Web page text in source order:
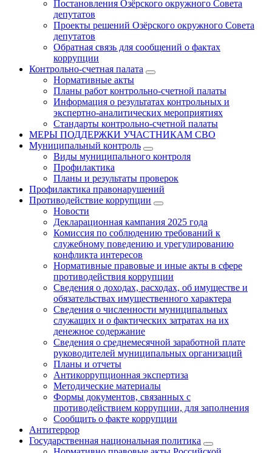
Постановления Озёрского окружного Совета
депутатов
Проекты решений Озёрского окружного Совета
депутатов
Обратная связь для сообщений о фактах
коррупции
Контрольно-счетная палата
Нормативные акты
Планы работ контрольно-счетной палаты
Информация о результатах контрольных и
экспертно-аналитических мероприятиях
Стандарты контрольно-счетной палаты
МЕРЫ ПОДДЕРЖКИ УЧАСТНИКАМ СВО
Муниципальный контроль
Виды муниципального контроля
Профилактика
Планы и результаты проверок
Профилактика правонарушений
Противодействие коррупции
Новости
Декларационная кампания 2025 года
Комиссия по соблюдению требований к
служебному поведению и урегулированию
конфликта интересов
Нормативные правовые и иные акты в сфере
противодействия коррупции
Сведения о доходах, расходах, об имуществе и
обязательствах имущественного характера
Сведения о численности муниципальных
служащих и о фактических затратах на их
денежное содержание
Сведения о среднемесячной заработной плате
руководителей муниципальных организаций
Планы и отчеты
Антикоррупционная экспертиза
Методические материалы
Формы документов, связанных с
противодействием коррупции, для заполнения
Сообщить о факте коррупции
Антитеррор
Государственная национальная политика